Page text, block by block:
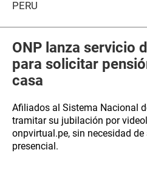
PERÚ
ONP lanza servicio
para solicitar
casa
Afiliados al Sistema Nacional
tramitar su jubilación por
onpvirtual.pe, sin necesidad
presencial.